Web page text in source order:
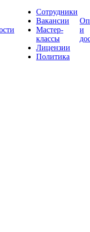
Сотрудники
Вакансии
Мастер-
классы
Лицензии
Политика
и